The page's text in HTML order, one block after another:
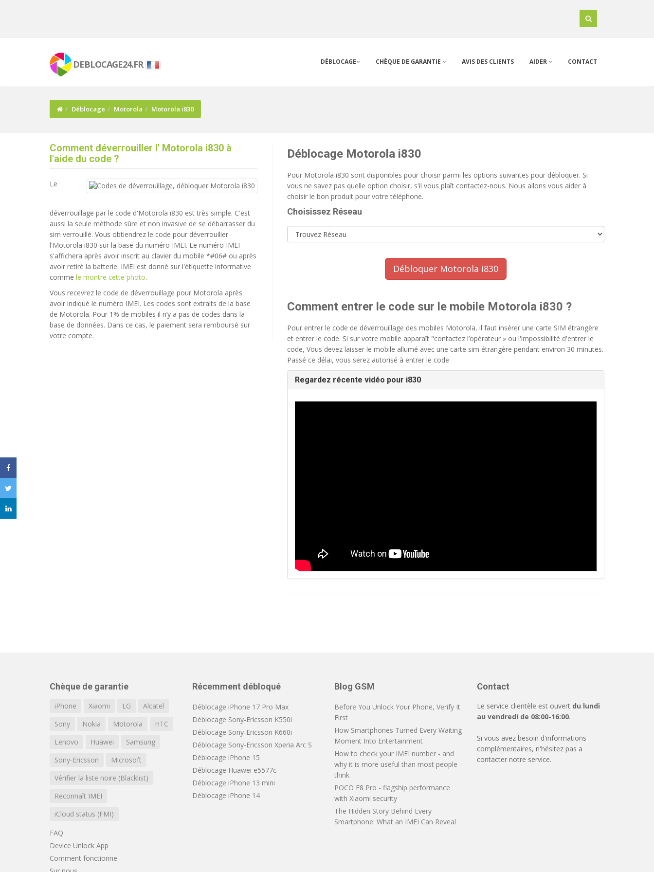
DEBLOCAGE24.FR DÉBLOCAGE CHÈQUE DE GARANTIE AVIS DES CLIENTS AIDER CONTACT
Déblocage Motorola Motorola i830
Comment déverrouiller l' Motorola i830 à
l'aide du code ?
Le
déverrouillage par le code d'Motorola i830 est très simple. C'est
aussi la seule méthode sûre et non invasive de se débarrasser du
sim verrouillé. Vous obtiendrez le code pour déverrouiller
l'Motorola i830 sur la base du numéro IMEI. Le numéro IMEI
s'affichera après avoir inscrit au clavier du mobile *#06# ou après
avoir retiré la batterie. IMEI est donné sur l'étiquette informative
comme le montre cette photo.
Vous recevrez le code de déverrouillage pour Motorola après
avoir indiqué le numéro IMEI. Les codes sont extraits de la base
de Motorola. Pour 1% de mobiles il n’y a pas de codes dans la
base de données. Dans ce cas, le paiement sera remboursé sur
votre compte.
Déblocage Motorola i830
Pour Motorola i830 sont disponibles pour choisir parmi les options suivantes pour débloquer. Si
vous ne savez pas quelle option choisir, s'il vous plaît contactez-nous. Nous allons vous aider à
choisir le bon produit pour votre téléphone.
Choisissez Réseau
Débloquer Motorola i830
Comment entrer le code sur le mobile Motorola i830 ?
Pour entrer le code de déverrouillage des mobiles Motorola, il faut insérer une carte SIM étrangère
et entrer le code. Si sur votre mobile apparaît "contactez l’opérateur » ou l'impossibilité d'entrer le
code, Vous devez laisser le mobile allumé avec une carte sim étrangère pendant environ 30 minutes.
Passé ce délai, vous serez autorisé à entrer le code
Regardez récente vidéo pour i830
Chèque de garantie
iPhone Xiaomi LG
Alcatel
Sony
Nokia Motorola
HTC
Lenovo
Huawei
Samsung
Sony-Ericsson
Microsoft
Vérifier la liste noire (Blacklist)
Reconnaît IMEI
iCloud status (FMI)
FAQ
Device Unlock App
Comment fonctionne
Récemment débloqué
Déblocage iPhone 17 Pro Max
Déblocage Sony-Ericsson K550i
Déblocage Sony-Ericsson K660i
Déblocage Sony-Ericsson Xperia Arc S
Déblocage iPhone 15
Déblocage Huawei e5577c
Déblocage iPhone 13 mini
Déblocage iPhone 14
Blog GSM
Before You Unlock Your Phone, Verify It
First
How Smartphones Turned Every Waiting
Moment Into Entertainment
How to check your IMEI number - and
why it is more useful than most people
think
POCO F8 Pro - flagship performance
with Xiaomi security
The Hidden Story Behind Every
Smartphone: What an IMEI Can Reveal
Contact
Le service clientèle est ouvert du lundi
au vendredi de 08:00-16:00.
Si vous avez besoin d'informations
complémentaires, n'hésitez pas a
contacter notre service.